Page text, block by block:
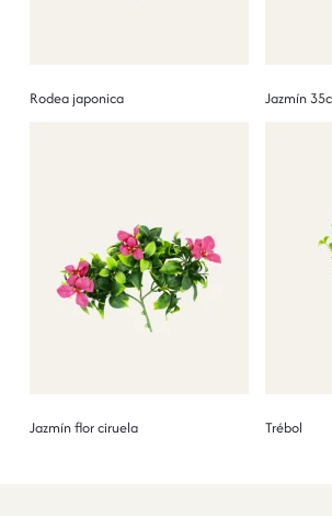
Rodea japonica Jazmín
Jazmín flor ciruela Trébol